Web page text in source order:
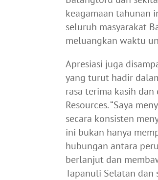
keagamaan tahunan
seluruh masyarakat
meluangkan waktu
Apresiasi juga
yang turut hadir
rasa terima kasih
Resources. “Saya
secara konsisten
ini bukan hanya
hubungan antara
berlanjut dan
Tapanuli Selatan dan